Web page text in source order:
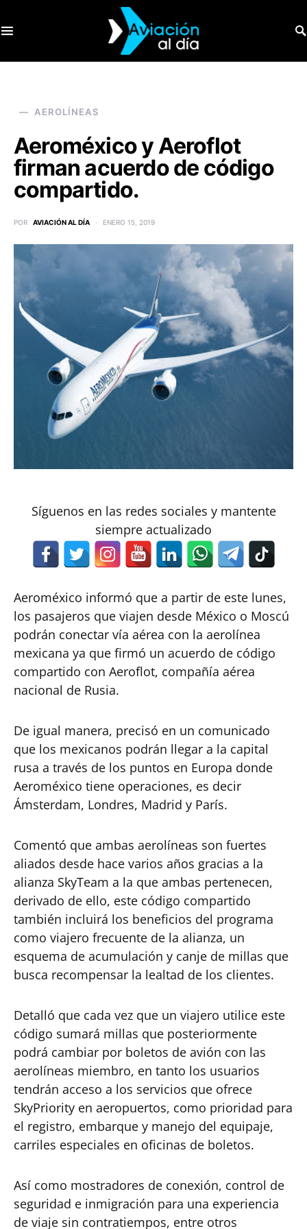
AEROLÍNEAS
Aeroméxico y Aeroflot
firman acuerdo de código
compartido.
POR AVIACIÓN AL DÍA ENERO 15, 2019
Síguenos en las redes sociales y mantente
siempre actualizado
Aeroméxico informó que a partir de este lunes,
los pasajeros que viajen desde México o Moscú
podrán conectar vía aérea con la aerolínea
mexicana ya que firmó un acuerdo de código
compartido con Aeroflot, compañía aérea
nacional de Rusia.
De igual manera, precisó en un comunicado
que los mexicanos podrán llegar a la capital
rusa a través de los puntos en Europa donde
Aeroméxico tiene operaciones, es decir
Ámsterdam, Londres, Madrid y París.
Comentó que ambas aerolíneas son fuertes
aliados desde hace varios años gracias a la
alianza SkyTeam a la que ambas pertenecen,
derivado de ello, este código compartido
también incluirá los beneficios del programa
como viajero frecuente de la alianza, un
esquema de acumulación y canje de millas que
busca recompensar la lealtad de los clientes.
Detalló que cada vez que un viajero utilice este
código sumará millas que posteriormente
podrá cambiar por boletos de avión con las
aerolíneas miembro, en tanto los usuarios
tendrán acceso a los servicios que ofrece
SkyPriority en aeropuertos, como prioridad para
el registro, embarque y manejo del equipaje,
carriles especiales en oficinas de boletos.
Así como mostradores de conexión, control de
seguridad e inmigración para una experiencia
de viaje sin contratiempos, entre otros